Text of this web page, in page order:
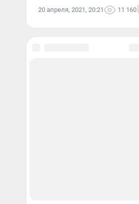
20 апреля, 2021, 20:21 11 160